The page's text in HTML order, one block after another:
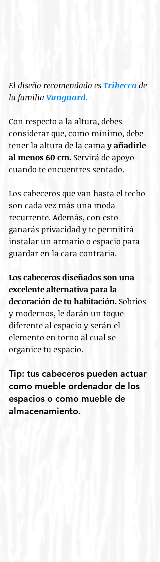
El diseño recomendado es Tribecca de
la familia Vanguard.
Con respecto a la altura, debes
considerar que, como mínimo, debe
tener la altura de la cama y añadirle
al menos 60 cm. Servirá de apoyo
cuando te encuentres sentado.
Los cabeceros que van hasta el techo
son cada vez más una moda
recurrente. Además, con esto
ganarás privacidad y te permitirá
instalar un armario o espacio para
guardar en la cara contraria.
Los cabeceros diseñados son una
excelente alternativa para la
decoración de tu habitación. Sobrios
y modernos, le darán un toque
diferente al espacio y serán el
elemento en torno al cual se
organice tu espacio.
Tip: tus cabeceros pueden actuar
como mueble ordenador de los
espacios o como mueble de
almacenamiento.